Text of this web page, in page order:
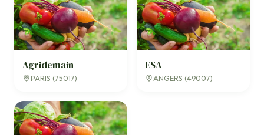
Agridemain
PARIS (75017)
ESA
ANGERS (49007)